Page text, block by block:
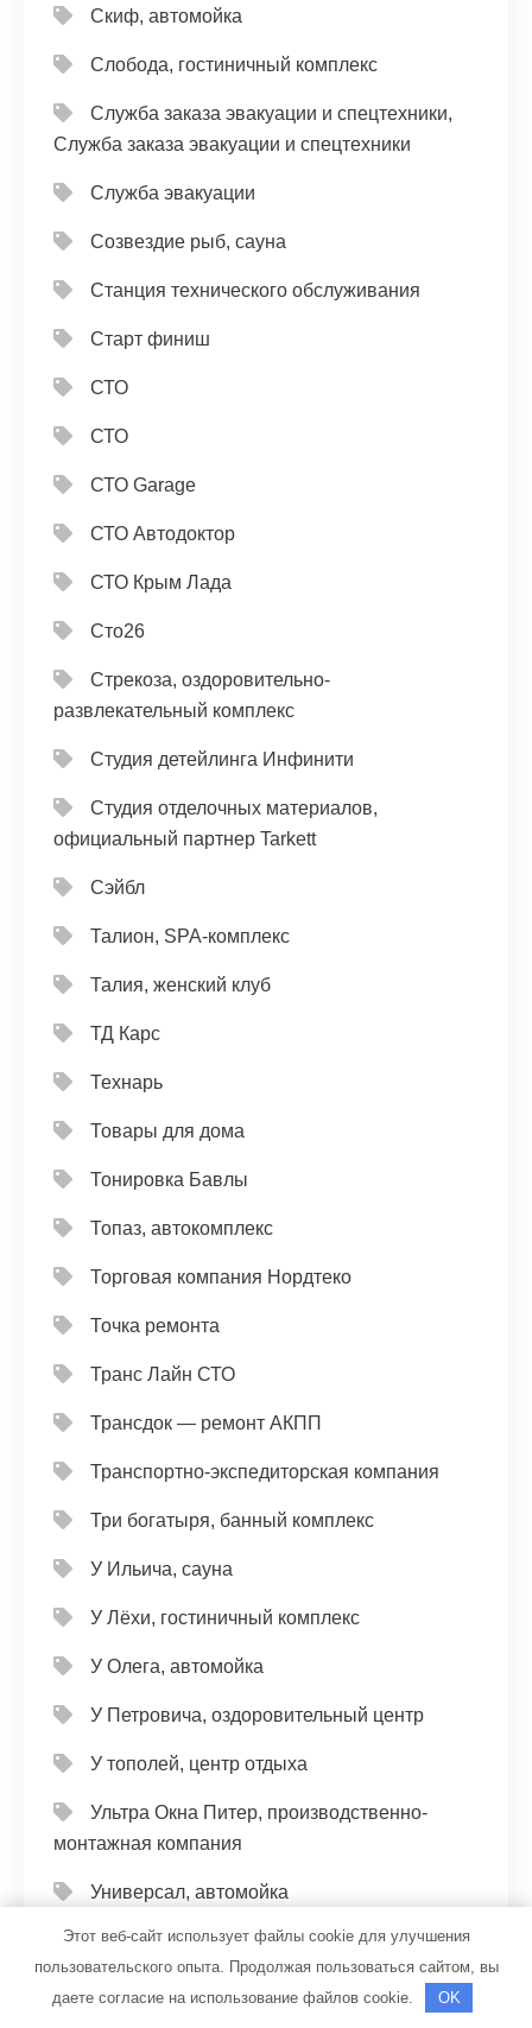
Скиф, автомойка
Слобода, гостиничный комплекс
Служба заказа эвакуации и спецтехники,
Служба заказа эвакуации и спецтехники
Служба эвакуации
Созвездие рыб, сауна
Станция технического обслуживания
Старт финиш
СТО
СТО
СТО Garage
СТО Автодоктор
СТО Крым Лада
Сто26
Стрекоза, оздоровительно-
развлекательный комплекс
Студия детейлинга Инфинити
Студия отделочных материалов,
официальный партнер Tarkett
Сэйбл
Талион, SPA-комплекс
Талия, женский клуб
ТД Карс
Технарь
Товары для дома
Тонировка Бавлы
Топаз, автокомплекс
Торговая компания Нордтеко
Точка ремонта
Транс Лайн СТО
Трансдок — ремонт АКПП
Транспортно-экспедиторская компания
Три богатыря, банный комплекс
У Ильича, сауна
У Лёхи, гостиничный комплекс
У Олега, автомойка
У Петровича, оздоровительный центр
У тополей, центр отдыха
Ультра Окна Питер, производственно-
монтажная компания
Универсал, автомойка
Универсал, автомойка
Фараон, банный комплекс
Этот веб-сайт использует файлы cookie для улучшения
пользовательского опыта. Продолжая пользоваться сайтом, вы
даете согласие на использование файлов cookie.
OK